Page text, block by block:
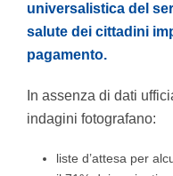
universalistica del
salute dei cittadini
pagamento.
In assenza di dati
indagini fotografano:
liste d’attesa per